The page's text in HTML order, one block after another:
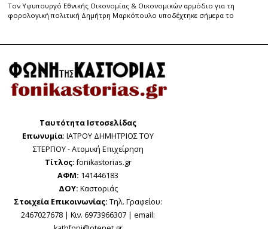
Τον Υφυπουργό Εθνικής Οικονομίας & Οικονομικών αρμόδιο για τη
φορολογική πολιτική Δημήτρη Μαρκόπουλο υποδέχτηκε σήμερα το
Ταυτότητα Ιστοσελίδας
Επωνυμία: ΙΑΤΡΟΥ ΔΗΜΗΤΡΙΟΣ ΤΟΥ
ΣΤΕΡΓΙΟΥ - Ατομική Επιχείρηση
Τίτλος:fonikastorias.gr
ΑΦΜ: 141446183
ΔΟΥ: Καστοριάς
Στοιχεία Επικοινωνίας: Τηλ. Γραφείου:
2467027678 | Κιν. 6973966307 | email: